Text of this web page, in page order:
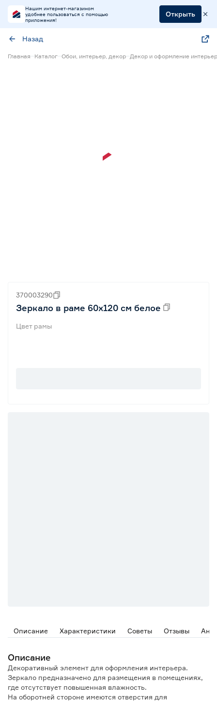
Нашим интернет-магазином
удобнее пользоваться с помощью
приложения!
Открыть
Назад
Главная Каталог Обои, интерьер, декор Декор и оформление
370003290
Зеркало в раме 60х120 см белое
Цвет рамы
Описание Характеристики Советы Отзывы
Описание
Декоративный элемент для оформления интерьера.
Зеркало предназначено для размещения в помещениях,
где отсутствует повышенная влажность.
На оборотней стороне имеются отверстия для